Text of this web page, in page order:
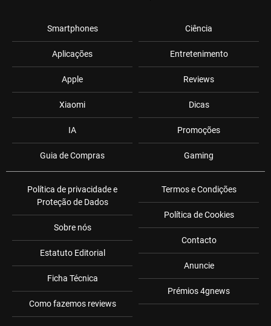
Smartphones
Aplicações
Apple
Xiaomi
IA
Guia de Compras
Ciência
Entretenimento
Reviews
Dicas
Promoções
Gaming
Política de privacidade e
Proteção de Dados
Sobre nós
Estatuto Editorial
Ficha Técnica
Como fazemos reviews
Termos e Condições
Política de Cookies
Contacto
Anuncie
Prémios 4gnews